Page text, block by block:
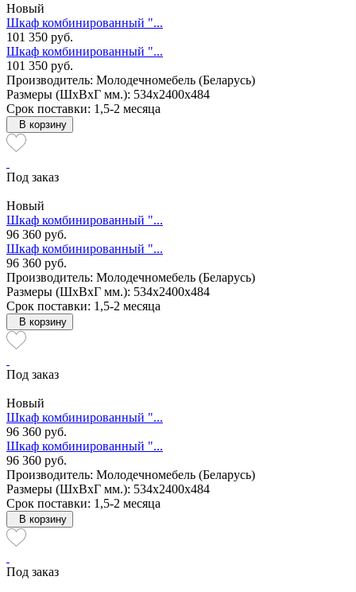
Новый
Шкаф комбинированный "...
101 350 руб.
Шкаф комбинированный "...
101 350 руб.
Производитель: Молодечномебель (Беларусь)
Размеры (ШxВxГ мм.): 534x2400x484
Срок поставки: 1,5-2 месяца
В корзину
Под заказ
Новый
Шкаф комбинированный "...
96 360 руб.
Шкаф комбинированный "...
96 360 руб.
Производитель: Молодечномебель (Беларусь)
Размеры (ШxВxГ мм.): 534x2400x484
Срок поставки: 1,5-2 месяца
В корзину
Под заказ
Новый
Шкаф комбинированный "...
96 360 руб.
Шкаф комбинированный "...
96 360 руб.
Производитель: Молодечномебель (Беларусь)
Размеры (ШxВxГ мм.): 534x2400x484
Срок поставки: 1,5-2 месяца
В корзину
Под заказ